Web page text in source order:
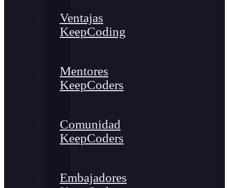
Ventajas
KeepCoding
Mentores
KeepCoders
Comunidad
KeepCoders
Embajadores